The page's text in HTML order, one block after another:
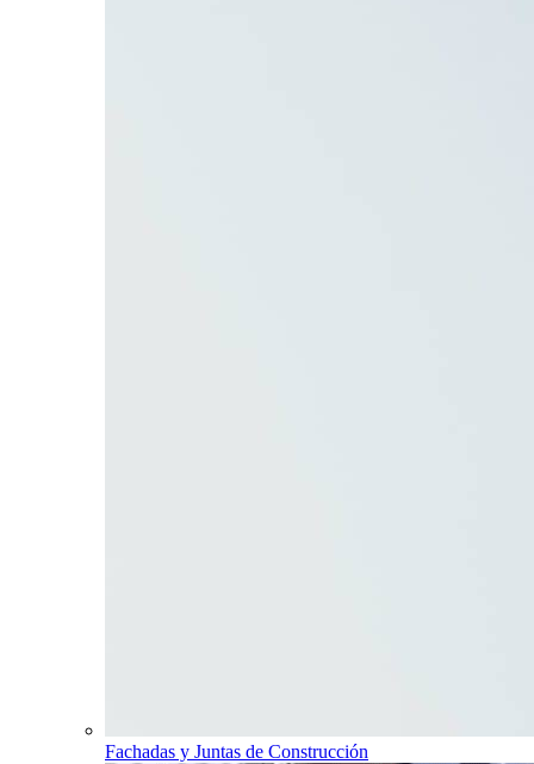
Fachadas y Juntas de Construcción